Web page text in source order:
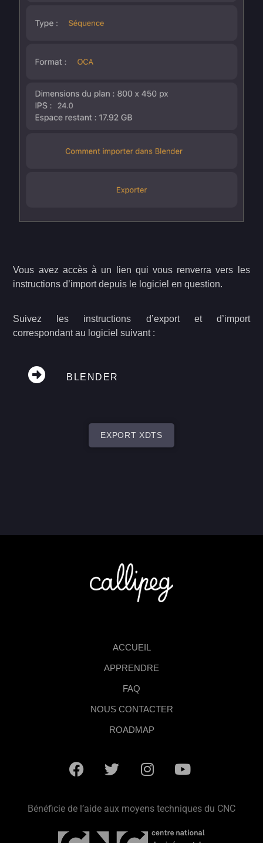
Vous avez accès à un lien qui vous renverra vers les
instructions d’import depuis le logiciel en question.
Suivez les instructions d’export et d’import
correspondant au logiciel suivant :
BLENDER
EXPORT XDTS
ACCUEIL
APPRENDRE
FAQ
NOUS CONTACTER
ROADMAP
Bénéficie de l’aide aux moyens techniques du CNC